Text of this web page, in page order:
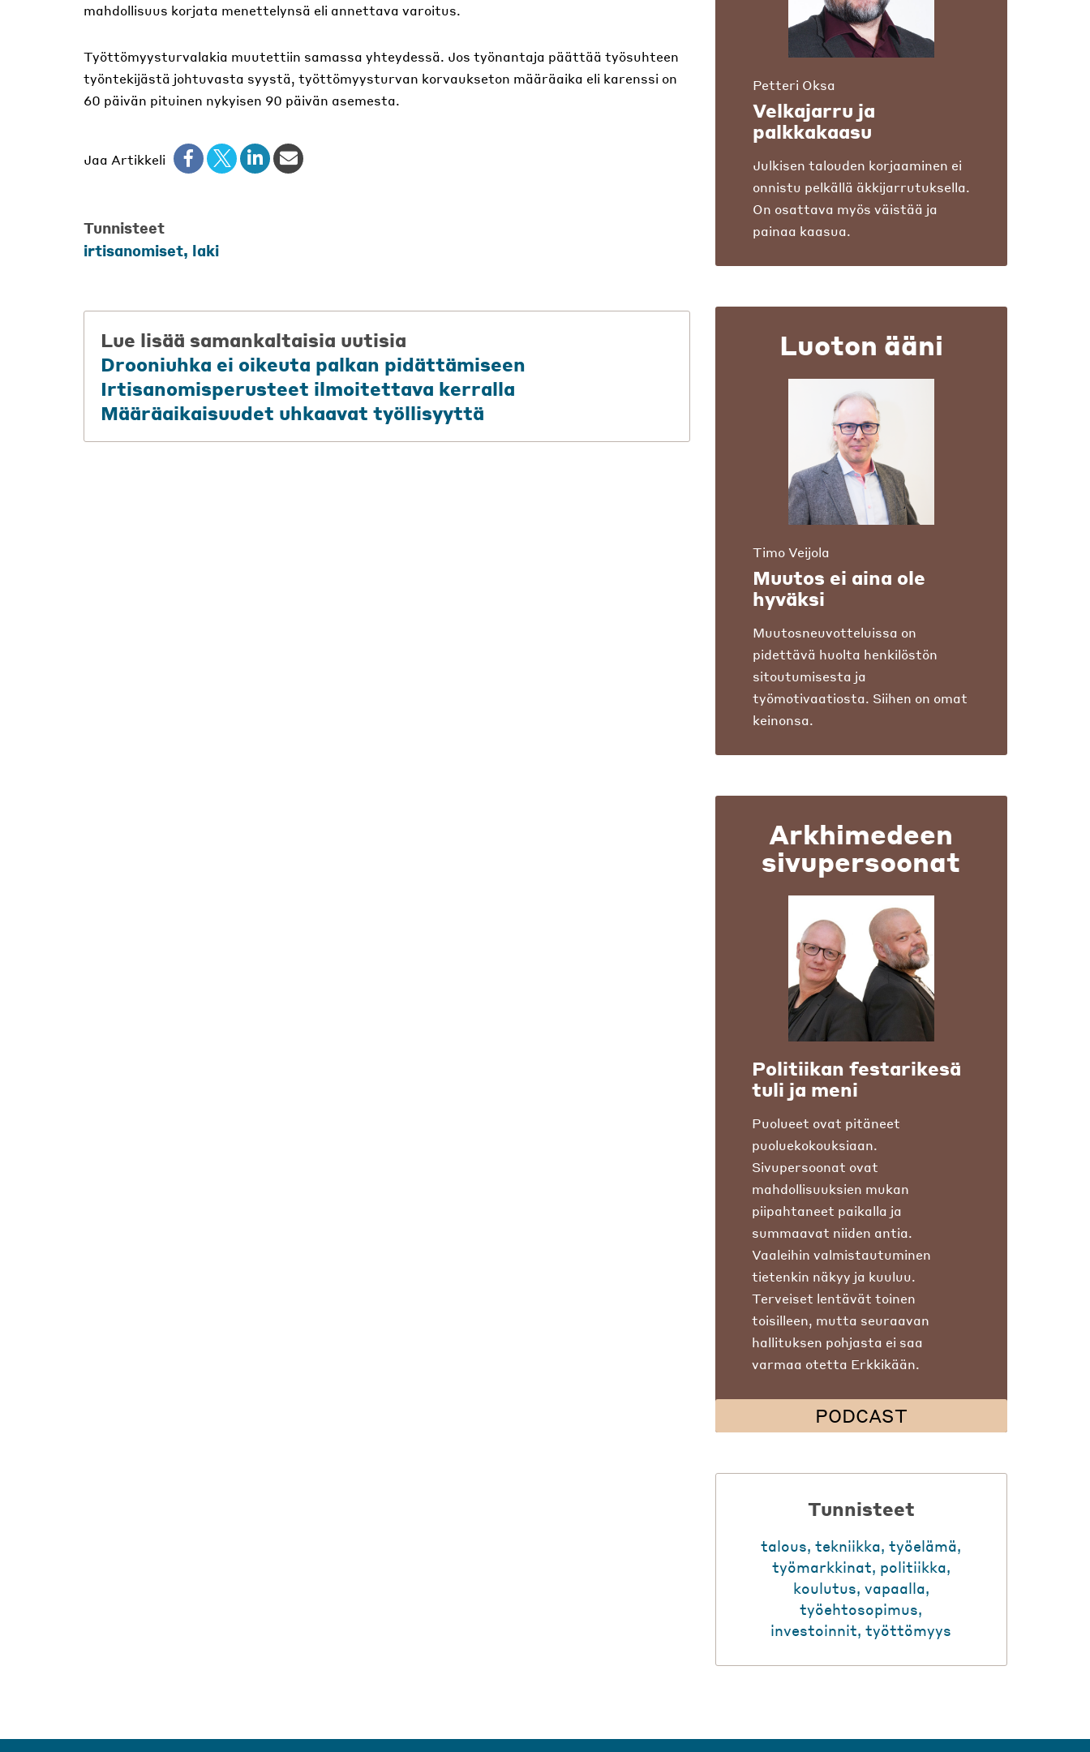
mahdollisuus korjata menettelynsä eli annettava varoitus.
Työttömyysturvalakia muutettiin samassa yhteydessä. Jos työnantaja päättää työsuhteen
työntekijästä johtuvasta syystä, työttömyysturvan korvaukseton määräaika eli karenssi on
60 päivän pituinen nykyisen 90 päivän asemesta.
Jaa Artikkeli
Tunnisteet
irtisanomiset, laki
Lue lisää samankaltaisia uutisia
Drooniuhka ei oikeuta palkan pidättämiseen
Irtisanomisperusteet ilmoitettava kerralla
Määräaikaisuudet uhkaavat työllisyyttä
Petteri Oksa
Velkajarru ja
palkkakaasu
Julkisen talouden korjaaminen ei
onnistu pelkällä äkkijarrutuksella.
On osattava myös väistää ja
painaa kaasua.
Luoton ääni
Timo Veijola
Muutos ei aina ole
hyväksi
Muutosneuvotteluissa on
pidettävä huolta henkilöstön
sitoutumisesta ja
työmotivaatiosta. Siihen on omat
keinonsa.
Arkhimedeen
sivupersoonat
Politiikan festarikesä
tuli ja meni
Puolueet ovat pitäneet
puoluekokouksiaan.
Sivupersoonat ovat
mahdollisuuksien mukan
piipahtaneet paikalla ja
summaavat niiden antia.
Vaaleihin valmistautuminen
tietenkin näkyy ja kuuluu.
Terveiset lentävät toinen
toisilleen, mutta seuraavan
hallituksen pohjasta ei saa
varmaa otetta Erkkikään.
PODCAST
Tunnisteet
talous,tekniikka,työelämä,
työmarkkinat, politiikka,
koulutus, vapaalla,
työehtosopimus,
investoinnit,työttömyys